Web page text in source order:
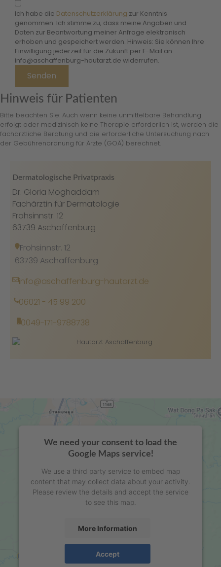
Ich habe die Datenschutzerklärung zur Kenntnis
genommen. Ich stimme zu, dass meine Angaben und
Daten zur Beantwortung meiner Anfrage elektronisch
erhoben und gespeichert werden. Hinweis: Sie können Ihre
Einwilligung jederzeit für die Zukunft per E-Mail an
info@aschaffenburg-hautarzt.de widerrufen.
Senden
Hinweis für Patienten
Bitte beachten Sie: Auch wenn keine unmittelbare Behandlung
erfolgt oder medizinisch keine Therapie erforderlich ist, werden die
fachärztliche Beratung und die erforderliche Untersuchung nach
der Gebührenordnung für Ärzte (GOÄ) berechnet.
Dermatologische Privatpraxis
Dr. Gloria Moghaddam
Fachärztin für Dermatologie
Frohsinnstr. 12
63739 Aschaffenburg
Frohsinnstr. 12
63739 Aschaffenburg
info@aschaffenburg-hautarzt.de
06021 - 45 99 200
0049-171-9788738
We need your consent to load the
Google Maps service!
We use a third party service to embed map
content that may collect data about your activity.
Please review the details and accept the service
to see this map.
More Information
Accept